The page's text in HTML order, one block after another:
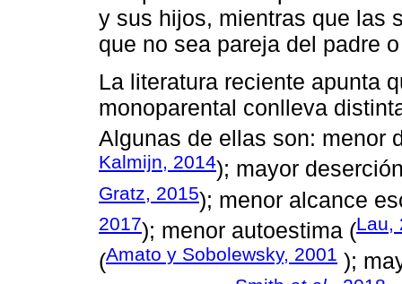
y sus hijos, mientras que las
que no sea pareja del padre
La literatura reciente apunta
monoparental conlleva
Algunas de ellas son: menor
Kalmijn, 2014); mayor
Gratz, 2015); menor alcance
2017); menor autoestima (Lau,
(Amato y Sobolewsky, 2001 );